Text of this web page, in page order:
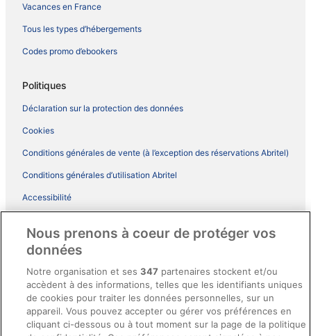
Vacances en France
Tous les types d’hébergements
Codes promo d’ebookers
Politiques
Déclaration sur la protection des données
Cookies
Conditions générales de vente (à l’exception des réservations Abritel)
Conditions générales d’utilisation Abritel
Accessibilité
Conditions générales du programme BONUS+ d’ebookers
Directives de contenu et signalement de contenus
Aide
Nous prenons à coeur de protéger vos
données
Notre organisation et ses347 partenaires stockent et/ou
accèdent à des informations, telles que les identifiants uniques
de cookies pour traiter les données personnelles, sur un
appareil. Vous pouvez accepter ou gérer vos préférences en
cliquant ci-dessous ou à tout moment sur la page de la politique